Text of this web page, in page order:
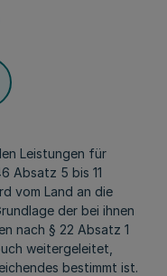
Leistungen für
Absatz 5 bis 11
vom Land an die
der bei ihnen
nach § 22 Absatz 1
weitergeleitet,
bestimmt ist.